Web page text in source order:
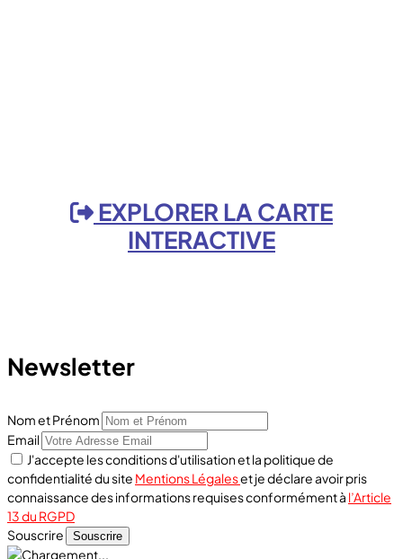
EXPLORER LA CARTE
INTERACTIVE
Newsletter
Nom et Prénom
Email
J'accepte les conditions d'utilisation et la politique de
confidentialité du site Mentions Légaleset je déclare avoir pris
connaissance des informations requises conformément à l’Article
13 du RGPD
Souscrire